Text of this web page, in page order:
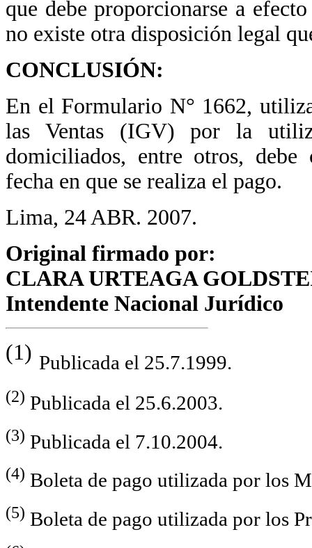
que debe proporcionarse a
no existe otra disposición legal
CONCLUSIÓN:
En el Formulario N° 1662,
las Ventas (IGV) por la
domiciliados, entre otros,
fecha en que se realiza el pago.
Lima, 24 ABR. 2007.
Original firmado por:
CLARA URTEAGA
Intendente Nacional Jurídico
(1) Publicada el 25.7.1999.
(2) Publicada el 25.6.2003.
(3) Publicada el 7.10.2004.
(4) Boleta de pago utilizada por los
(5) Boleta de pago utilizada por los